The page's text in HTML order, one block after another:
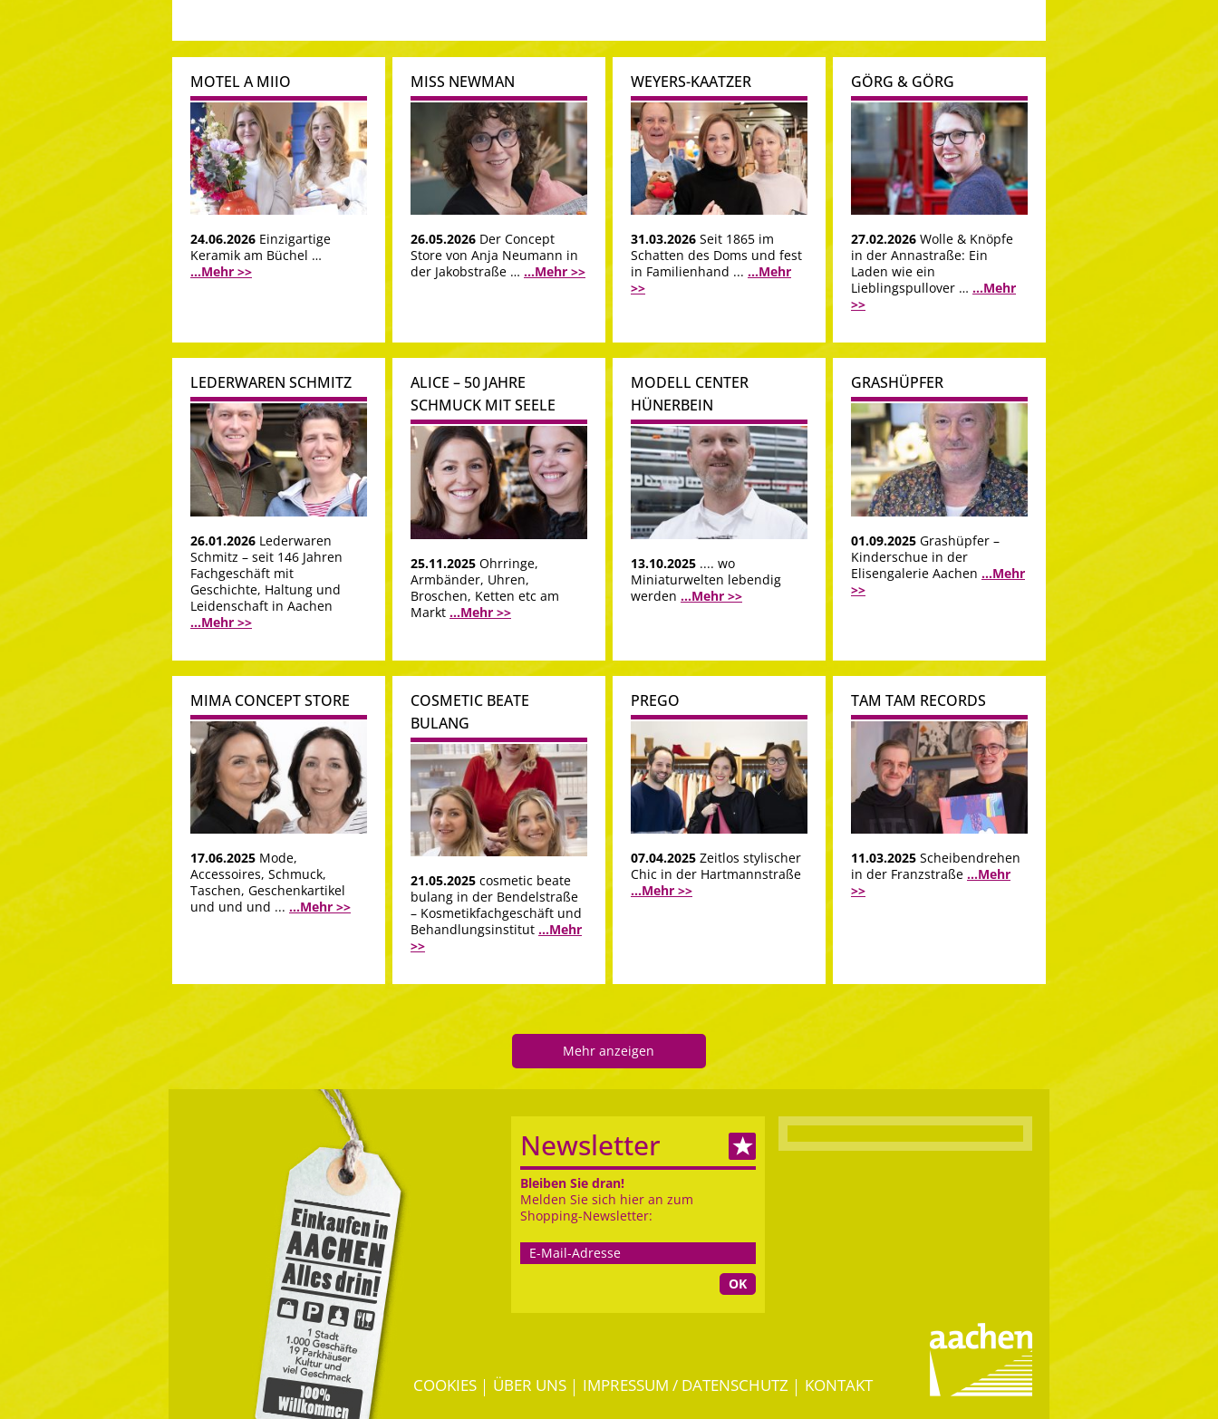
MOTEL A MIIO
24.06.2026 Einzigartige
Keramik am Büchel …
...Mehr >>
MISS NEWMAN
26.05.2026 Der Concept
Store von Anja Neumann in
der Jakobstraße … ...Mehr >>
WEYERS-KAATZER
31.03.2026 Seit 1865 im
Schatten des Doms und fest
in Familienhand ... ...Mehr
>>
GÖRG & GÖRG
27.02.2026 Wolle & Knöpfe
in der Annastraße: Ein
Laden wie ein
Lieblingspullover … ...Mehr
>>
LEDERWAREN SCHMITZ
26.01.2026 Lederwaren
Schmitz – seit 146 Jahren
Fachgeschäft mit
Geschichte, Haltung und
Leidenschaft in Aachen
...Mehr >>
ALICE – 50 JAHRE
SCHMUCK MIT SEELE
25.11.2025 Ohrringe,
Armbänder, Uhren,
Broschen, Ketten etc am
Markt ...Mehr >>
MODELL CENTER
HÜNERBEIN
13.10.2025 .... wo
Miniaturwelten lebendig
werden ...Mehr >>
GRASHÜPFER
01.09.2025 Grashüpfer –
Kinderschue in der
Elisengalerie Aachen ...Mehr
>>
MIMA CONCEPT STORE
17.06.2025 Mode,
Accessoires, Schmuck,
Taschen, Geschenkartikel
und und und ... ...Mehr >>
COSMETIC BEATE
BULANG
21.05.2025 cosmetic beate
bulang in der Bendelstraße
– Kosmetikfachgeschäft und
Behandlungsinstitut ...Mehr
>>
PREGO
07.04.2025 Zeitlos stylischer
Chic in der Hartmannstraße
...Mehr >>
TAM TAM RECORDS
11.03.2025 Scheibendrehen
in der Franzstraße ...Mehr
>>
Mehr anzeigen
Newsletter
Bleiben Sie dran!
Melden Sie sich hier an zum
Shopping-Newsletter:
OK
COOKIES ÜBER UNS IMPRESSUM / DATENSCHUTZ KONTAKT